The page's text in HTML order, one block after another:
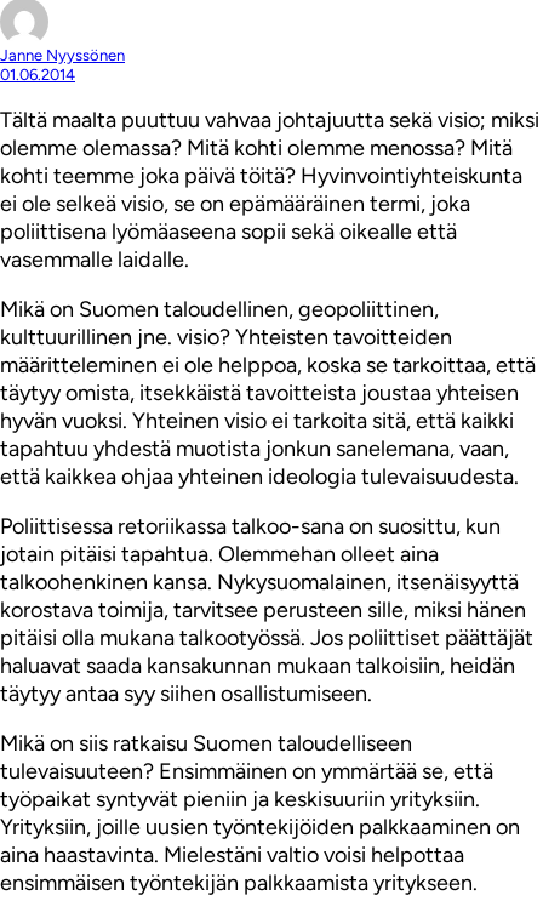
Janne Nyyssönen
01.06.2014
Tältä maalta puuttuu vahvaa johtajuutta sekä visio; miksi
olemme olemassa? Mitä kohti olemme menossa? Mitä
kohti teemme joka päivä töitä? Hyvinvointiyhteiskunta
ei ole selkeä visio, se on epämääräinen termi, joka
poliittisena lyömäaseena sopii sekä oikealle että
vasemmalle laidalle.
Mikä on Suomen taloudellinen, geopoliittinen,
kulttuurillinen jne. visio? Yhteisten tavoitteiden
määritteleminen ei ole helppoa, koska se tarkoittaa, että
täytyy omista, itsekkäistä tavoitteista joustaa yhteisen
hyvän vuoksi. Yhteinen visio ei tarkoita sitä, että kaikki
tapahtuu yhdestä muotista jonkun sanelemana, vaan,
että kaikkea ohjaa yhteinen ideologia tulevaisuudesta.
Poliittisessa retoriikassa talkoo-sana on suosittu, kun
jotain pitäisi tapahtua. Olemmehan olleet aina
talkoohenkinen kansa. Nykysuomalainen, itsenäisyyttä
korostava toimija, tarvitsee perusteen sille, miksi hänen
pitäisi olla mukana talkootyössä. Jos poliittiset päättäjät
haluavat saada kansakunnan mukaan talkoisiin, heidän
täytyy antaa syy siihen osallistumiseen.
Mikä on siis ratkaisu Suomen taloudelliseen
tulevaisuuteen? Ensimmäinen on ymmärtää se, että
työpaikat syntyvät pieniin ja keskisuuriin yrityksiin.
Yrityksiin, joille uusien työntekijöiden palkkaaminen on
aina haastavinta. Mielestäni valtio voisi helpottaa
ensimmäisen työntekijän palkkaamista yritykseen.